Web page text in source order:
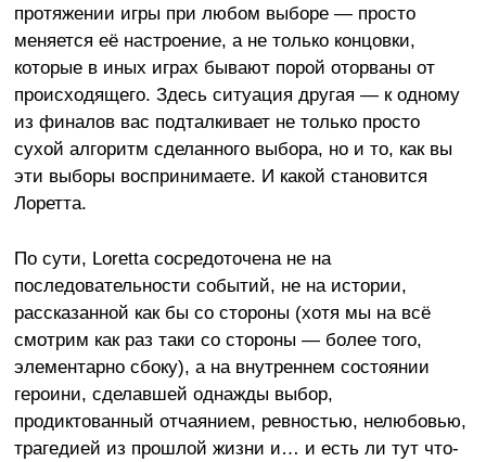
протяжении игры при любом выборе — просто
меняется её настроение, а не только концовки,
которые в иных играх бывают порой оторваны от
происходящего. Здесь ситуация другая — к одному
из финалов вас подталкивает не только просто
сухой алгоритм сделанного выбора, но и то, как вы
эти выборы воспринимаете. И какой становится
Лоретта.
По сути, Loretta сосредоточена не на
последовательности событий, не на истории,
рассказанной как бы со стороны (хотя мы на всё
смотрим как раз таки со стороны — более того,
элементарно сбоку), а на внутреннем состоянии
героини, сделавшей однажды выбор,
продиктованный отчаянием, ревностью, нелюбовью,
трагедией из прошлой жизни и… и есть ли тут что-